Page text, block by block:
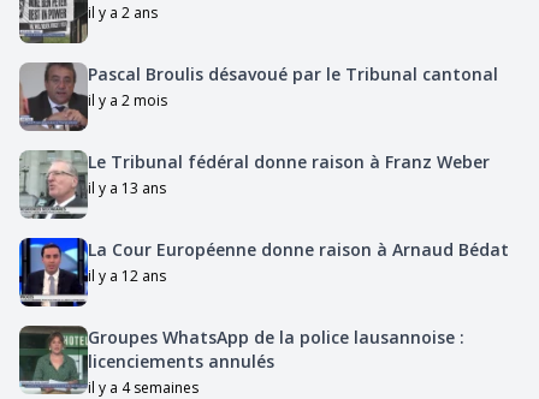
il y a 2 ans
Pascal Broulis désavoué par le Tribunal cantonal
il y a 2 mois
Le Tribunal fédéral donne raison à Franz Weber
il y a 13 ans
La Cour Européenne donne raison à Arnaud Bédat
il y a 12 ans
Groupes WhatsApp de la police lausannoise :
licenciements annulés
il y a 4 semaines